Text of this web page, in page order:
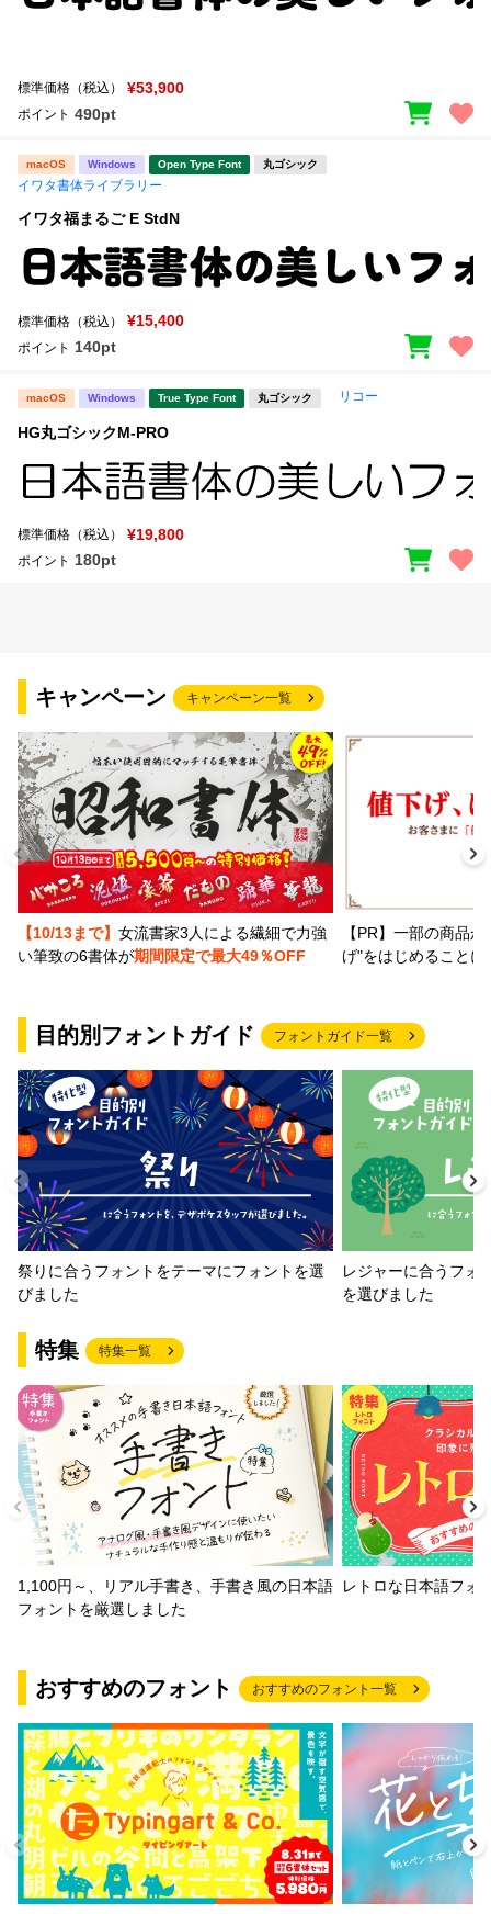
標準価格（税込） ¥53,900
ポイント 490pt
macOS Windows Open Type Font 丸ゴシック
イワタ書体ライブラリー
イワタ福まるご E StdN
標準価格（税込） ¥15,400
ポイント 140pt
macOS Windows True Type Font 丸ゴシック リコー
HG丸ゴシックM-PRO
標準価格（税込） ¥19,800
ポイント 180pt
キャンペーン キャンペーン一覧
【10/13まで】 女流書家3人による繊細で力強
い筆致の6書体が期間限定で最大49％OFF
【PR】一部の商品
げ"をはじめること
目的別フォントガイド フォントガイド一覧
祭りに合うフォントをテーマにフォントを選
びました
レジャーに合うフォ
を選びました
特集 特集一覧
1,100円～、リアル手書き、手書き風の日本語
フォントを厳選しました
レトロな日本語フォ
おすすめのフォント おすすめのフォント一覧